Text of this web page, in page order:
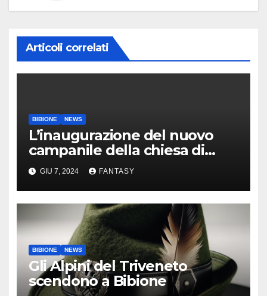
Articoli correlati
BIBIONE NEWS
L’inaugurazione del nuovo
campanile della chiesa di
Santa Maria Assunta di
Bibione
GIU 7, 2024 FANTASY
BIBIONE NEWS
Gli Alpini del Triveneto
scendono a Bibione